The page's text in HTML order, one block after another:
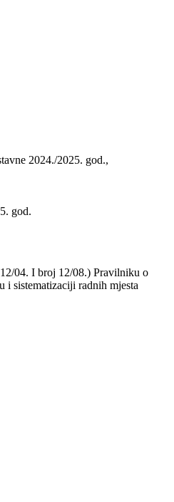
2024./2025. god.,
god.
04. I broj 12/08.) Pravilniku o
i sistematizaciji radnih mjesta